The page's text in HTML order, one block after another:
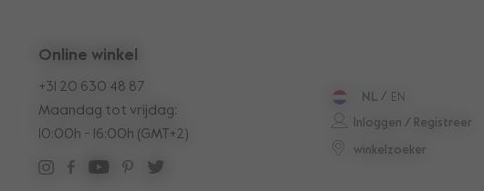
Inloggen / Registreer
winkelzoeker
EN
/
NL
Online winkel
+31 20 630 48 87
Maandag tot vrijdag:
10:00h - 16:00h (GMT+2)